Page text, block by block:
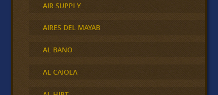
AIR SUPPLY
AIRES DEL MAYAB
AL BANO
AL CAIOLA